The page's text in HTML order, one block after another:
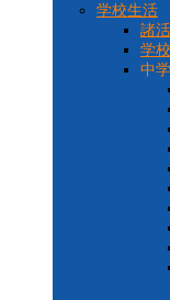
学校生活
諸
学
中